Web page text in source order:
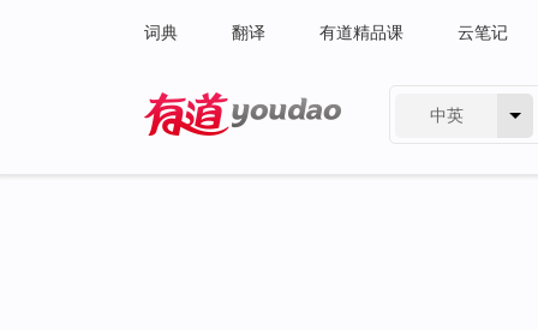
词典 翻译 有道精品课 云笔记
中英